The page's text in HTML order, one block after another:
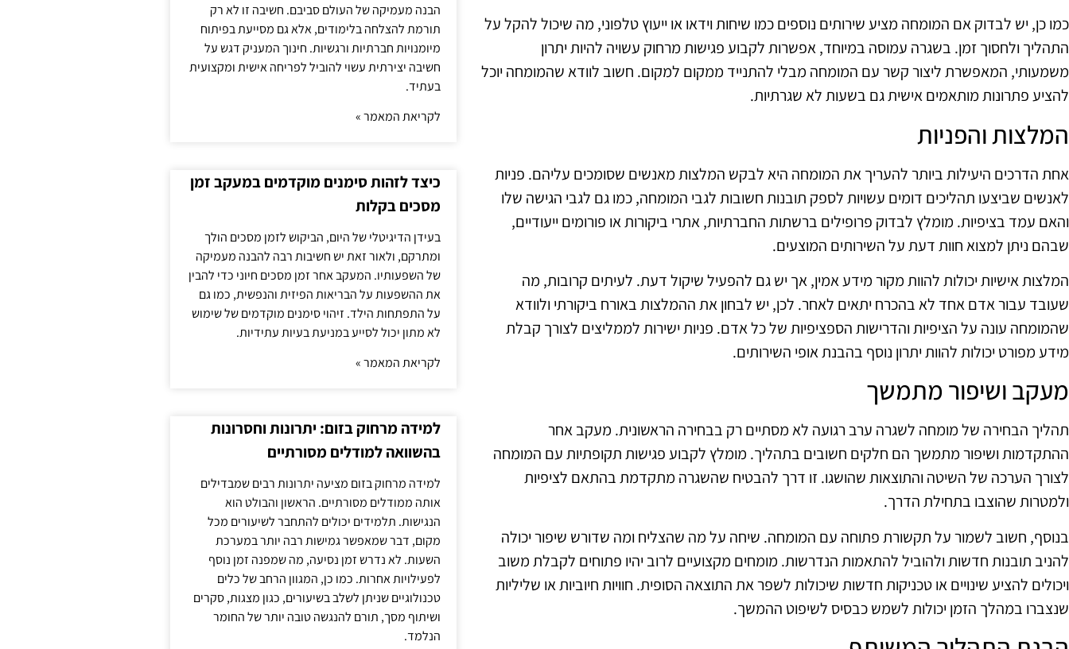
כמו כן, יש לבדוק אם המומחה מציע שירותים נוספים כמו שיחות וידאו או ייעוץ טלפוני, מה שיכול להקל על
התהליך ולחסוך זמן. בשגרה עמוסה במיוחד, אפשרות לקבוע פגישות מרחוק עשויה להיות יתרון
משמעותי, המאפשרת ליצור קשר עם המומחה מבלי להתנייד ממקום למקום. חשוב לוודא שהמומחה יוכל
להציע פתרונות מותאמים אישית גם בשעות לא שגרתיות.
המלצות והפניות
אחת הדרכים היעילות ביותר להעריך את המומחה היא לבקש המלצות מאנשים שסומכים עליהם. פניות
לאנשים שביצעו תהליכים דומים עשויות לספק תובנות חשובות לגבי המומחה, כמו גם לגבי הגישה שלו
והאם עמד בציפיות. מומלץ לבדוק פרופילים ברשתות החברתיות, אתרי ביקורות או פורומים ייעודיים,
שבהם ניתן למצוא חוות דעת על השירותים המוצעים.
המלצות אישיות יכולות להוות מקור מידע אמין, אך יש גם להפעיל שיקול דעת. לעיתים קרובות, מה
שעובד עבור אדם אחד לא בהכרח יתאים לאחר. לכן, יש לבחון את ההמלצות באורח ביקורתי ולוודא
שהמומחה עונה על הציפיות והדרישות הספציפיות של כל אדם. פניות ישירות לממליצים לצורך קבלת
מידע מפורט יכולות להוות יתרון נוסף בהבנת אופי השירותים.
מעקב ושיפור מתמשך
תהליך הבחירה של מומחה לשגרה ערב רגועה לא מסתיים רק בבחירה הראשונית. מעקב אחר
ההתקדמות ושיפור מתמשך הם חלקים חשובים בתהליך. מומלץ לקבוע פגישות תקופתיות עם המומחה
לצורך הערכה של השיטה והתוצאות שהושגו. זו דרך להבטיח שהשגרה מתקדמת בהתאם לציפיות
ולמטרות שהוצבו בתחילת הדרך.
בנוסף, חשוב לשמור על תקשורת פתוחה עם המומחה. שיחה על מה שהצליח ומה שדורש שיפור יכולה
להניב תובנות חדשות ולהוביל להתאמות הנדרשות. מומחים מקצועיים לרוב יהיו פתוחים לקבלת משוב
ויכולים להציע שינויים או טכניקות חדשות שיכולות לשפר את התוצאה הסופית. חוויות חיוביות או שליליות
שנצברו במהלך הזמן יכולות לשמש כבסיס לשיפוט ההמשך.
הבנה מעמיקה של העולם סביבם. חשיבה זו לא רק
תורמת להצלחה בלימודים, אלא גם מסייעת בפיתוח
מיומנויות חברתיות ורגשיות. חינוך המעניק דגש על
חשיבה יצירתית עשוי להוביל לפריחה אישית ומקצועית
בעתיד.
לקריאת המאמר »
כיצד לזהות סימנים מוקדמים במעקב זמן
מסכים בקלות
בעידן הדיגיטלי של היום, הביקוש לזמן מסכים הולך
ומתרקם, ולאור זאת יש חשיבות רבה להבנה מעמיקה
של השפעותיו. המעקב אחר זמן מסכים חיוני כדי להבין
את ההשפעות על הבריאות הפיזית והנפשית, כמו גם
על התפתחות הילד. זיהוי סימנים מוקדמים של שימוש
לא מתון יכול לסייע במניעת בעיות עתידיות.
לקריאת המאמר »
למידה מרחוק בזום: יתרונות וחסרונות
בהשוואה למודלים מסורתיים
למידה מרחוק בזום מציעה יתרונות רבים שמבדילים
אותה ממודלים מסורתיים. הראשון והבולט הוא
הנגישות. תלמידים יכולים להתחבר לשיעורים מכל
מקום, דבר שמאפשר גמישות רבה יותר במערכת
השעות. לא נדרש זמן נסיעה, מה שמפנה זמן נוסף
לפעילויות אחרות. כמו כן, המגוון הרחב של כלים
טכנולוגיים שניתן לשלב בשיעורים, כגון מצגות, סקרים
ושיתוף מסך, תורם להנגשה טובה יותר של החומר
הנלמד.